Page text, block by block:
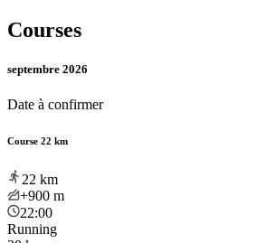
Courses
septembre 2026
Date à confirmer
Course 22 km
22 km
+900 m
22:00
Running